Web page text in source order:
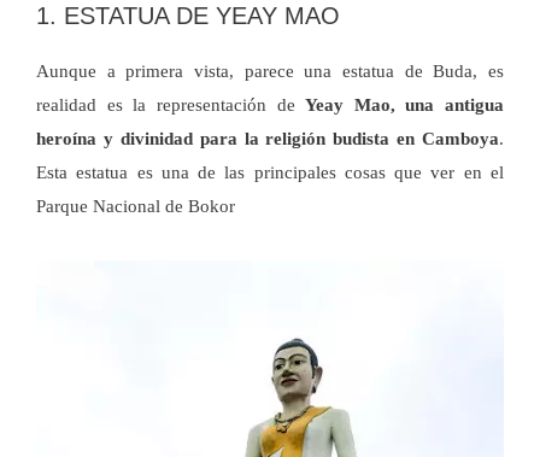
1. ESTATUA DE YEAY MAO
Aunque a primera vista, parece una estatua de Buda, es
realidad es la representación deYeay Mao, una antigua
heroína y divinidad para la religión budista en Camboya.
Esta estatua es una de las principales cosas que ver en el
Parque Nacional de Bokor